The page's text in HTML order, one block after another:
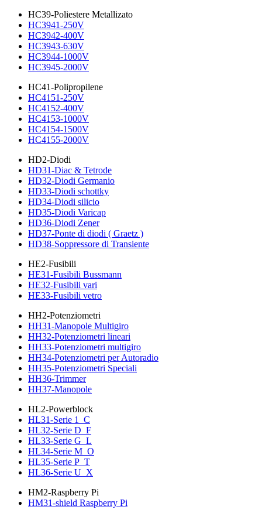
HC39-Poliestere Metallizato
HC3941-250V
HC3942-400V
HC3943-630V
HC3944-1000V
HC3945-2000V
HC41-Polipropilene
HC4151-250V
HC4152-400V
HC4153-1000V
HC4154-1500V
HC4155-2000V
HD2-Diodi
HD31-Diac & Tetrode
HD32-Diodi Germanio
HD33-Diodi schottky
HD34-Diodi silicio
HD35-Diodi Varicap
HD36-Diodi Zener
HD37-Ponte di diodi ( Graetz )
HD38-Soppressore di Transiente
HE2-Fusibili
HE31-Fusibili Bussmann
HE32-Fusibili vari
HE33-Fusibili vetro
HH2-Potenziometri
HH31-Manopole Multigiro
HH32-Potenziometri lineari
HH33-Potenziometri multigiro
HH34-Potenziometri per Autoradio
HH35-Potenziometri Speciali
HH36-Trimmer
HH37-Manopole
HL2-Powerblock
HL31-Serie 1_C
HL32-Serie D_F
HL33-Serie G_L
HL34-Serie M_O
HL35-Serie P_T
HL36-Serie U_X
HM2-Raspberry Pi
HM31-shield Raspberry Pi